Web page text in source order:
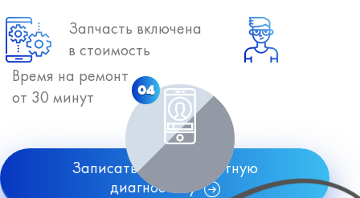
Запчасть включена
в стоимость
Время на ремонт
от 30 минут
Записаться на бесплатную
диагностику
04